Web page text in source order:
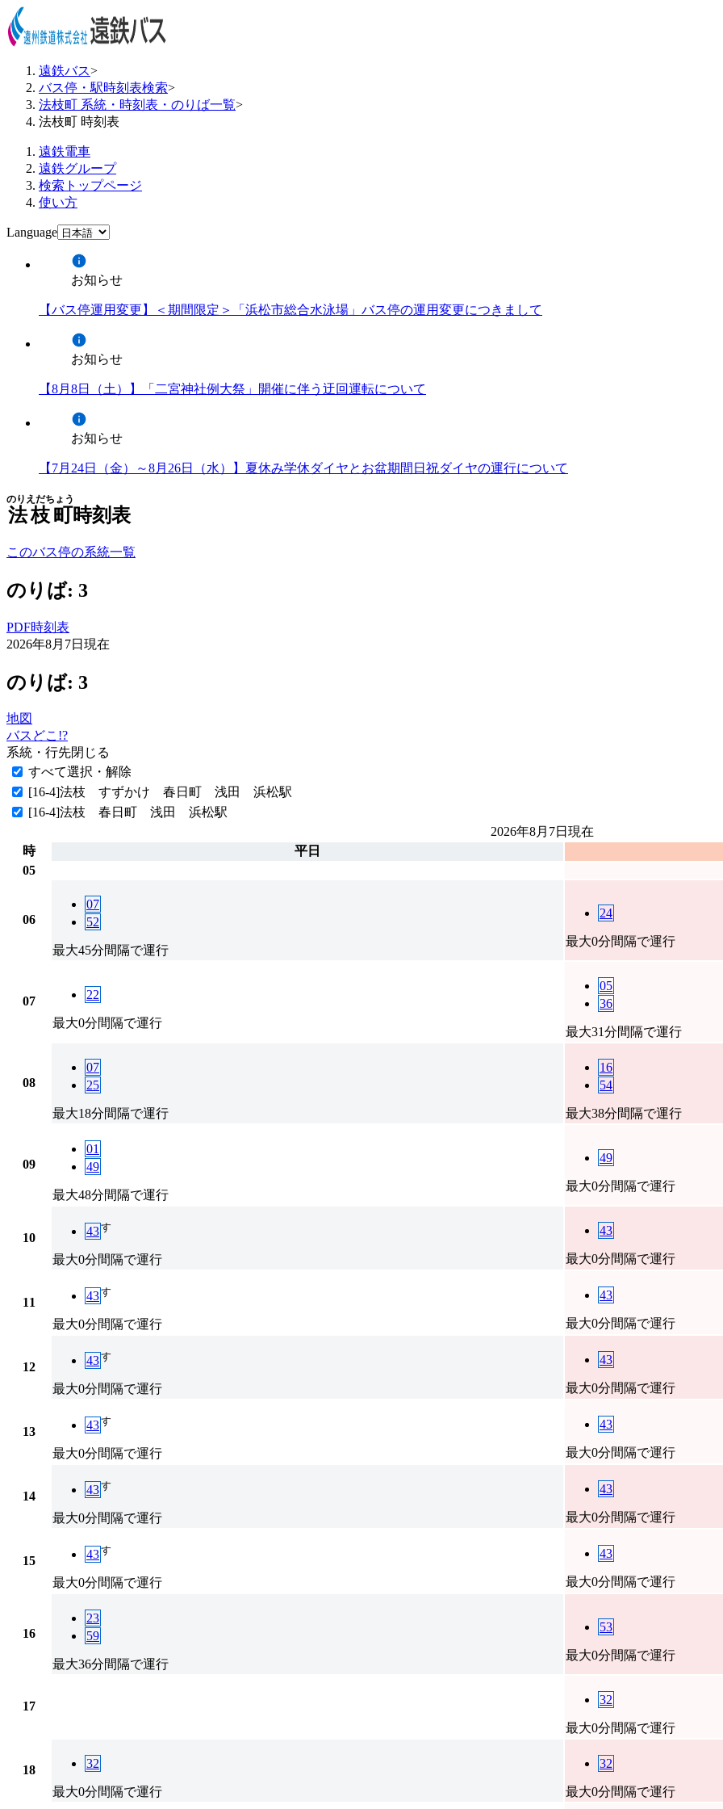
遠鉄バス>
バス停・駅時刻表検索>
法枝町 系統・時刻表・のりば一覧>
法枝町 時刻表
遠鉄電車
遠鉄グループ
検索トップページ
使い方
Language
お知らせ
【バス停運用変更】＜期間限定＞「浜松市総合水泳場」バス停の運用変更につきまして
お知らせ
【8月8日（土）】「二宮神社例大祭」開催に伴う迂回運転について
お知らせ
【7月24日（金）～8月26日（水）】夏休み学休ダイヤとお盆期間日祝ダイヤの運行について
法枝町
のりえだちょう
時刻表
このバス停の系統一覧
のりば: 3
PDF時刻表
2026年8月7日 現在
のりば: 3
地図
バスどこ!?
系統・行先閉じる
すべて選択・解除
[16-4]法枝 すずかけ 春日町 浅田 浜松駅
[16-4]法枝 春日町 浅田 浜松駅
2026年8月7日 現在
時
平日
05
06
07
52
最大45分間隔で運行
24
最大0分間隔で運行
07 22
最大0分間隔で運行
05
36
最大31分間隔で運行
08
07
25
最大18分間隔で運行
16
54
最大38分間隔で運行
09
01
49
最大48分間隔で運行
49
最大0分間隔で運行
10 43す
最大0分間隔で運行
43
最大0分間隔で運行
11 43す
最大0分間隔で運行
43
最大0分間隔で運行
12 43す
最大0分間隔で運行
43
最大0分間隔で運行
13 43す
最大0分間隔で運行
43
最大0分間隔で運行
14 43す
最大0分間隔で運行
43
最大0分間隔で運行
15 43す
最大0分間隔で運行
43
最大0分間隔で運行
16
23
59
最大36分間隔で運行
53
最大0分間隔で運行
17 32
最大0分間隔で運行
18 32
最大0分間隔で運行
32
最大0分間隔で運行